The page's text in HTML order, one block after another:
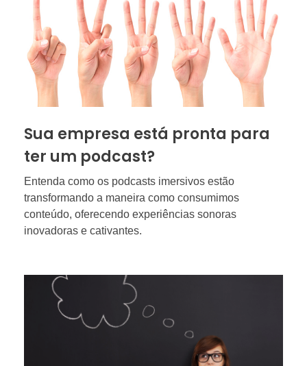
Sua empresa está pronta para
ter um podcast?
Entenda como os podcasts imersivos estão
transformando a maneira como consumimos
conteúdo, oferecendo experiências sonoras
inovadoras e cativantes.